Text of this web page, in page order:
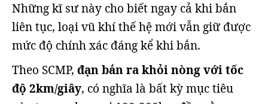
Những kĩ sư này cho biết ngay cả khi bắn
liên tục, loại vũ khí thế hệ mới vẫn giữ được
mức độ chính xác đáng kể khi bắn.
Theo SCMP, đạn bắn ra khỏi nòng với tốc
độ 2km/giây, có nghĩa là bất kỳ mục tiêu